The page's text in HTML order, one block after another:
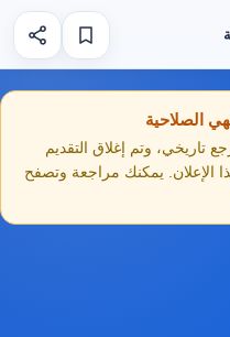
الصلاحية
تاريخي، وتم إغلاق التقديم
الإعلان. يمكنك مراجعة وتصفح